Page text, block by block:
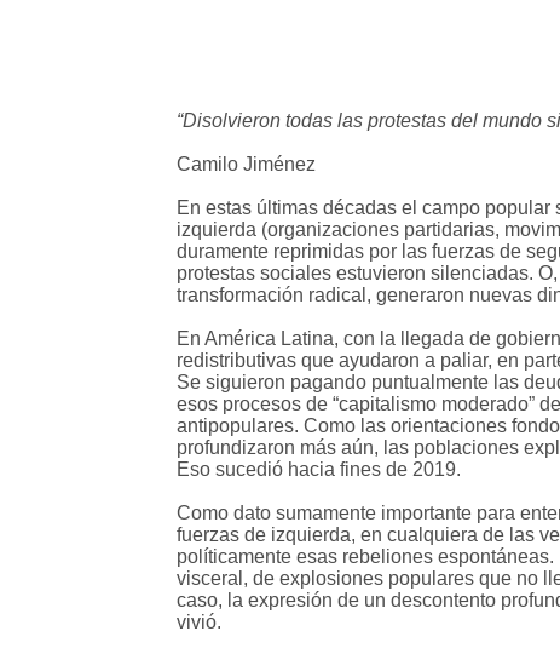
“Disolvieron todas las protestas del mundo
Camilo Jiménez
En estas últimas décadas el campo
izquierda (organizaciones partidarias,
duramente reprimidas por las fuerzas de
protestas sociales estuvieron silenciadas.
transformación radical, generaron nuevas
En América Latina, con la llegada de
redistributivas que ayudaron a paliar, en
Se siguieron pagando puntualmente las
esos procesos de “capitalismo moderado”
antipopulares. Como las orientaciones
profundizaron más aún, las poblaciones
Eso sucedió hacia fines de 2019.
Como dato sumamente importante para
fuerzas de izquierda, en cualquiera de las
políticamente esas rebeliones
visceral, de explosiones populares que no
caso, la expresión de un descontento
vivió.